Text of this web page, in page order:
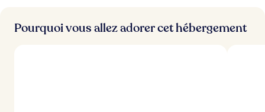
Pourquoi vous allez adorer cet hébergement